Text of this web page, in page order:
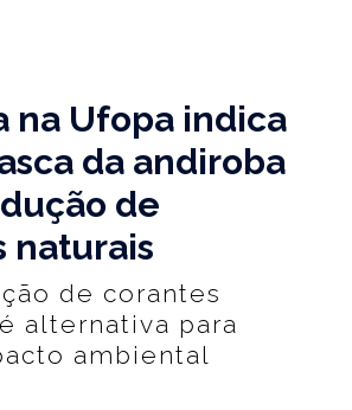
na Ufopa indica
da andiroba
de
naturais
de corantes
alternativa para
ambiental